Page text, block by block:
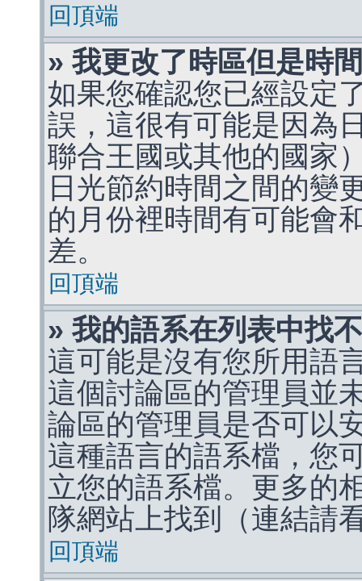
回頂端
» 我更改了時區但是時
如果您確認您已經設定
誤，這很有可能是因為
聯合王國或其他的國家
日光節約時間之間的變
的月份裡時間有可能會
差。
回頂端
» 我的語系在列表中找
這可能是沒有您所用語
這個討論區的管理員並
論區的管理員是否可以
這種語言的語系檔，您
立您的語系檔。更多的
隊網站上找到（連結請
回頂端